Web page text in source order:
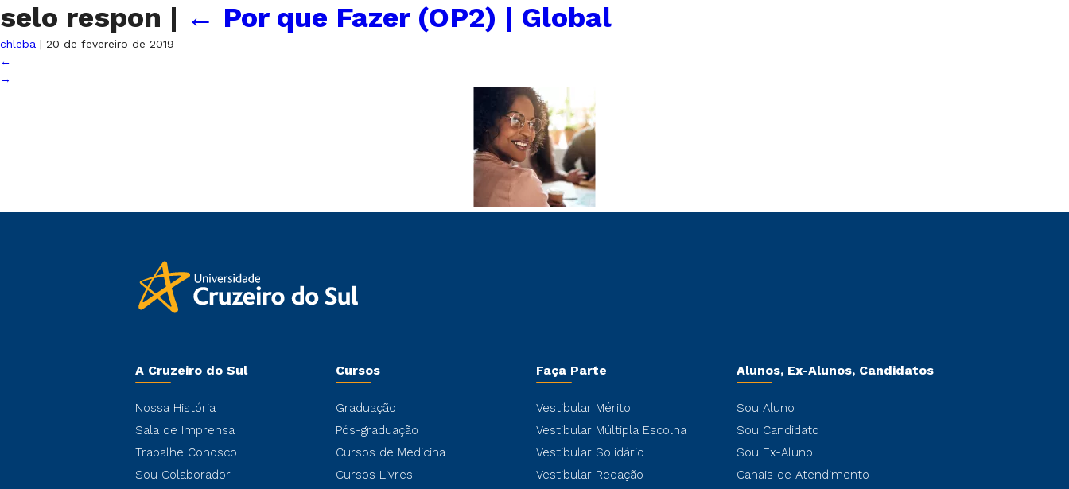
selo respon | ← Por que Fazer (OP2) | Global
chleba | 20 de fevereiro de 2019
←
→
A Cruzeiro do Sul
Nossa História
Sala de Imprensa
Trabalhe Conosco
Sou Colaborador
Cursos
Graduação
Pós-graduação
Cursos de Medicina
Cursos Livres
Faça Parte
Vestibular Mérito
Vestibular Múltipla Escolha
Vestibular Solidário
Vestibular Redação
Alunos, Ex-Alunos, Candidatos
Sou Aluno
Sou Candidato
Sou Ex-Aluno
Canais de Atendimento